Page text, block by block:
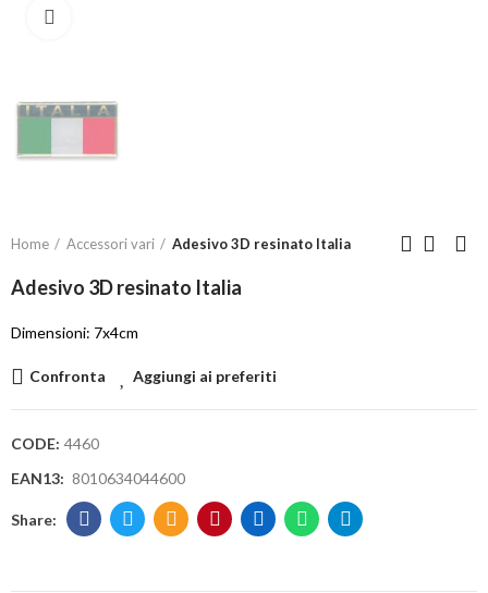
Home Accessori vari Adesivo 3D resinato Italia
Adesivo 3D resinato Italia
Dimensioni: 7x4cm
Confronta Aggiungi ai preferiti
CODE: 4460
EAN13: 8010634044600